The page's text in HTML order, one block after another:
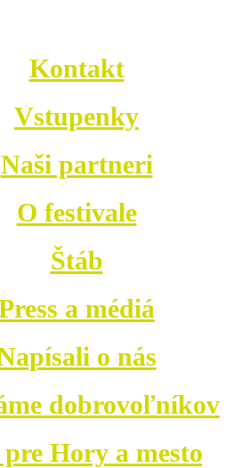
Kontakt
Vstupenky
Naši partneri
O festivale
Štáb
a médiá
o nás
dobrovoľníkov
Hory a mesto